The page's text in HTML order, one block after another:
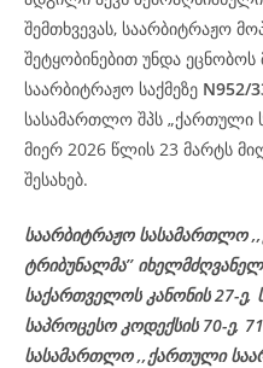
შემთხვევას, საარბიტრაჟო
შეტყობინებით უნდა ეცნობოს
საარბიტრაჟო საქმეზე N952/
სასამართლო შპს „ქართული
მიერ 2026 წლის 23 მარტს
შესახებ.
საარბიტრაჟო სასამართლო
ტრიბუნალმა’’
საქართველოს კანონის 27-
საპროცესო კოდექსის 70-ე,
სასამართლო ,,ქართული